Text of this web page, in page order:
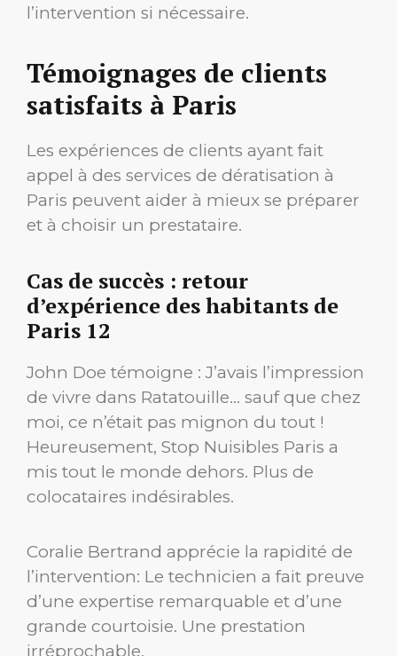
l’intervention si nécessaire.
Témoignages de clients
satisfaits à Paris
Les expériences de clients ayant fait
appel à des services de dératisation à
Paris peuvent aider à mieux se préparer
et à choisir un prestataire.
Cas de succès : retour
d’expérience des habitants de
Paris 12
John Doe témoigne : J’avais l’impression
de vivre dans Ratatouille… sauf que chez
moi, ce n’était pas mignon du tout !
Heureusement, Stop Nuisibles Paris a
mis tout le monde dehors. Plus de
colocataires indésirables.
Coralie Bertrand apprécie la rapidité de
l’intervention: Le technicien a fait preuve
d’une expertise remarquable et d’une
grande courtoisie. Une prestation
irréprochable.